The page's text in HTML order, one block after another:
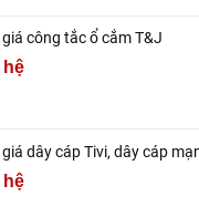
công tắc ổ cắm T&J
hệ
dây cáp Tivi, dây cáp
hệ